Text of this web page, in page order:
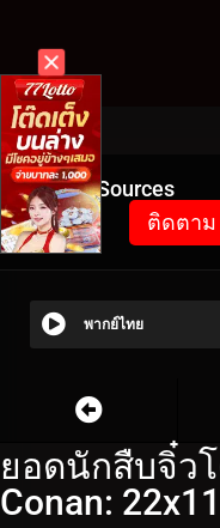
Video Sources
ติดตาม
พากย์ไทย
ยอดนักสืบจิ๋ว
Conan: